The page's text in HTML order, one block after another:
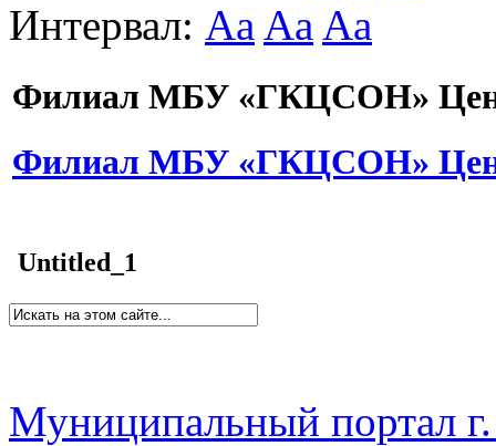
Интервал: Aa Aa Aa
Филиал МБУ «ГКЦСОН»
Филиал МБУ «ГКЦСОН»
Untitled_1
Муниципальный портал